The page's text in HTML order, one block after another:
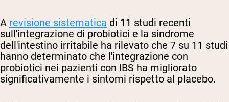
A revisione sistematica di 11 studi recenti
sull'integrazione di probiotici e la sindrome
dell'intestino irritabile ha rilevato che 7 su 11 studi
hanno determinato che l'integrazione con
probiotici nei pazienti con IBS ha migliorato
significativamente i sintomi rispetto al placebo.